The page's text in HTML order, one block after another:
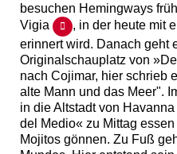
besuchen Hemingways
Vigia
, in der heute mit
erinnert wird. Danach geht
Originalschauplatz von
nach Cojimar, hier schrieb
alte Mann und das Meer".
in die Altstadt von
del Medio« zu Mittag
Mojitos gönnen. Zu Fuß